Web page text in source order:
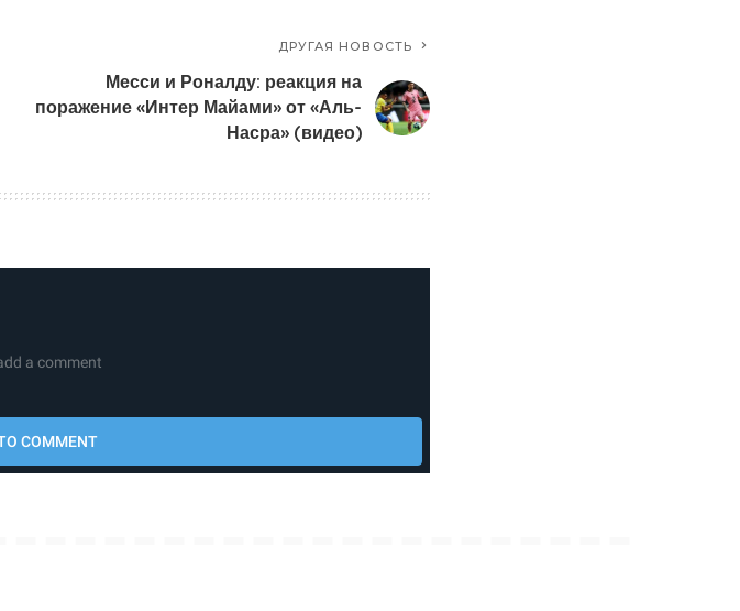
ДРУГАЯ НОВОСТЬ
Месси и Роналду: реакция на
поражение «Интер Майами» от «Аль-
Насра» (видео)